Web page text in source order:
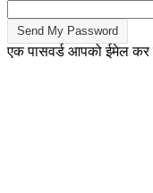
एक पासवर्ड आपको ईमेल कर